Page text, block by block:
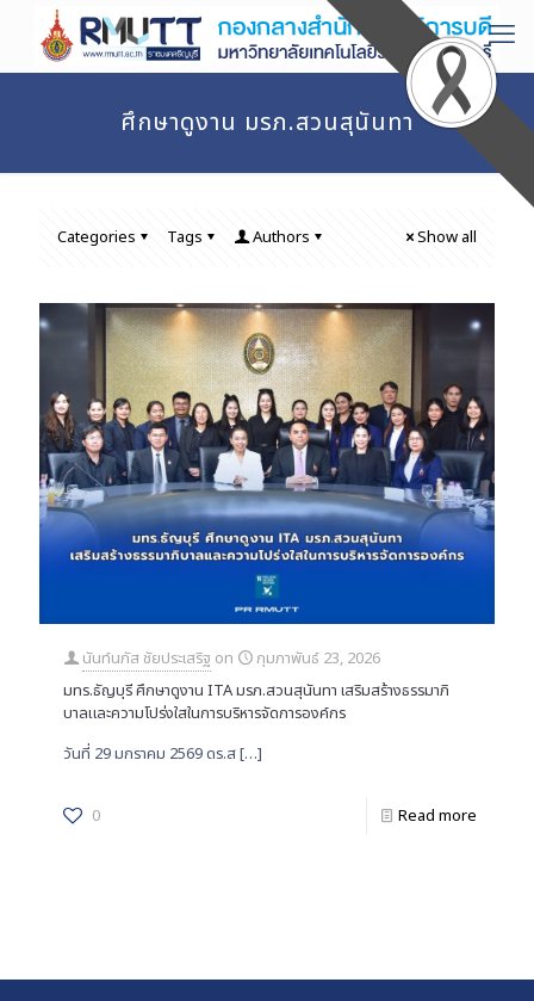
ศึกษาดูงาน มรภ.สวนสุนันทา
Categories Tags Authors Show all
นันท์นภัส ชัยประเสริฐ on
กุมภาพันธ์ 23, 2026
มทร.ธัญบุรี ศึกษาดูงาน ITA มรภ.สวนสุนันทา เสริมสร้างธรรมาภิ
บาลและความโปร่งใสในการบริหารจัดการองค์กร
วันที่ 29 มกราคม 2569 ดร.ส[…]
0 Read more